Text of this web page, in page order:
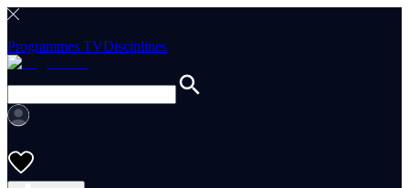
Programmes TVDisciplines